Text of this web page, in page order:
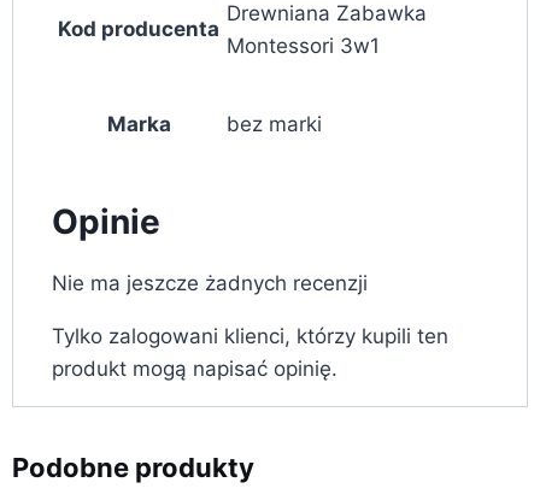
Kod producenta
Drewniana Zabawka
Montessori 3w1
Marka bez marki
Opinie
Nie ma jeszcze żadnych recenzji
Tylko zalogowani klienci, którzy kupili ten
produkt mogą napisać opinię.
Podobne produkty